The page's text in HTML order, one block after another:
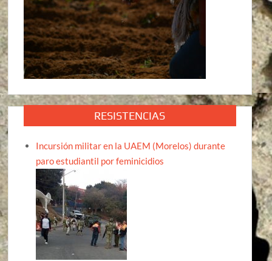
RESISTENCIAS
Incursión militar en la UAEM (Morelos) durante
paro estudiantil por feminicidios